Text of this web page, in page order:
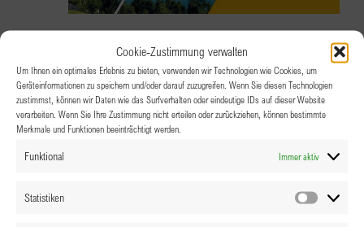
Cookie-Zustimmung verwalten
Um Ihnen ein optimales Erlebnis zu bieten, verwenden wir Technologien wie Cookies, um
Geräteinformationen zu speichern und/oder darauf zuzugreifen. Wenn Sie diesen Technologien
zustimmst, können wir Daten wie das Surfverhalten oder eindeutige IDs auf dieser Website
verarbeiten. Wenn Sie Ihre Zustimmung nicht erteilen oder zurückziehen, können bestimmte
Merkmale und Funktionen beeinträchtigt werden.
Funktional Immer aktiv
Statistiken
IMMER VERBUNDEN. UND TROTZDEM
OFT ALLEIN.
Robert Baum-Promenade 1,